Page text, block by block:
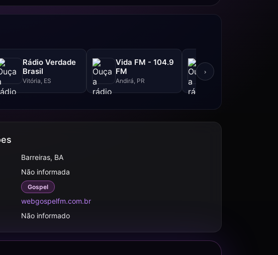
Rádio Verdade
Brasil
Vitória, ES
Vida FM - 104.9
FM
Andirá, PR
São Paulo, SP
›
Barreiras, BA
Não informada
Gospel
webgospelfm.com.br
Não informado